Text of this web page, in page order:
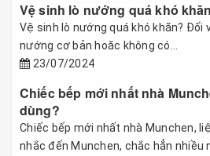
Vệ sinh lò nướng quá khó
Vệ sinh lò nướng quá khó khăn? Đối
nướng cơ bản hoăc không có...
23/07/2024
Chiếc bếp mới nhất nhà
dùng?
Chiếc bếp mới nhất nhà Munchen,
nhắc đến Munchen, chắc hẳn nhiều